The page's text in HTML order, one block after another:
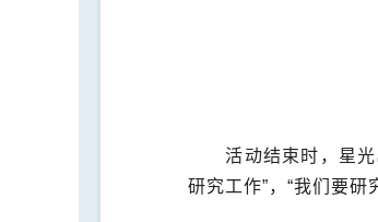
活动结束时，星
研究工作”，“我们要